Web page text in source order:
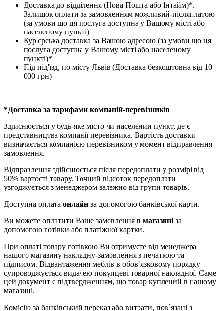
Доставка до відділення (Нова Пошта або Інтайм)*.
Залишок оплати за замовленням можливий-післяплатою
(за умови що ця послуга доступна у Вашому місті або
населеному пункті)
Кур'єрська доставка за Вашою адресою (за умови що ця
послуга доступна у Вашому місті або населеному
пункті)*
Під під'їзд, по місту Львів (Доставка безкоштовна від 10
000 грн)
*Доставка за тарифами компаній-перевізників
Здійснюється у будь-яке місто чи населений пункт, де є
представництва компанії перевізника. Вартість доставки
визначається компанією перевізником у момент відправлення
замовлення.
Відправлення здійснюється після передоплати у розмірі від
50% вартості товару. Точний відсоток передоплати
узгоджується з менеджером залежно від групи товарів.
Доступна оплата онлайн за допомогою банківської карти.
Ви можете оплатити Ваше замовлення в магазині за
допомогою готівки або платіжної картки.
При оплаті товару готівкою Ви отримуєте від менеджера
нашого магазину накладну-замовлення з печаткою та
підписом. Відвантаження меблів в обов`язковому порядку
супроводжується видачею покупцеві товарної накладної. Саме
цей документ є підтвердженням, що товар куплений в нашому
магазині.
Комісію за банківський переказ або витрати, пов`язані з